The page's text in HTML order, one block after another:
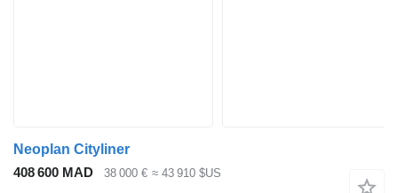
Neoplan Cityliner
408 600 MAD
38 000 € ≈ 43 910 $US